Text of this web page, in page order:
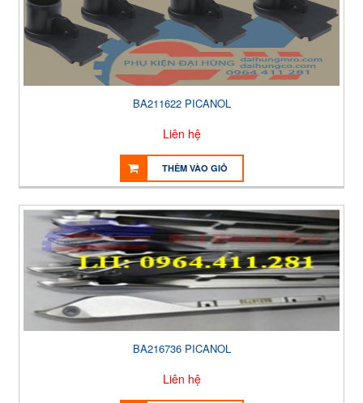
BA211622 PICANOL
Liên hệ
THÊM VÀO GIỎ
BA216736 PICANOL
Liên hệ